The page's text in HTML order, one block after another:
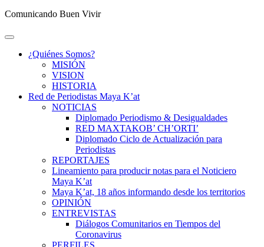
Comunicando Buen Vivir
¿Quiénes Somos?
MISIÓN
VISION
HISTORIA
Red de Periodistas Maya K’at
NOTICIAS
Diplomado Periodismo & Desigualdades
RED MAXTAKOB’ CH’ORTI’
Diplomado Ciclo de Actualización para
Periodistas
REPORTAJES
Lineamiento para producir notas para el Noticiero
Maya K’at
Maya K’at, 18 años informando desde los territorios
OPINIÓN
ENTREVISTAS
Diálogos Comunitarios en Tiempos del
Coronavirus